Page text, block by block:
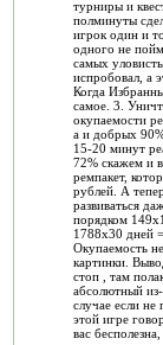
турниры и
полминуты
игрок один и
одного не
самых
испробовал, а
Когда
самое. 3.
окупаемости
а и добрых
15-20 минут
72% скажем и
ремпакет,
рублей. А
развиваться
порядком
1788х30 дней
Окупаемость
картинки.
стоп , там
абсолютный
случае если не
этой игре
вас